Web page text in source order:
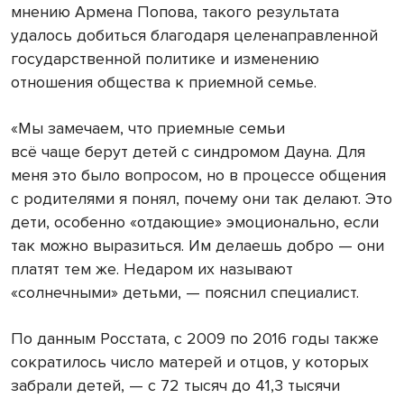
мнению Армена Попова, такого результата
удалось добиться благодаря целенаправленной
государственной политике и изменению
отношения общества к приемной семье.
«Мы замечаем, что приемные семьи
всё чаще берут детей с синдромом Дауна. Для
меня это было вопросом, но в процессе общения
с родителями я понял, почему они так делают. Это
дети, особенно «отдающие» эмоционально, если
так можно выразиться. Им делаешь добро — они
платят тем же. Недаром их называют
«солнечными» детьми, — пояснил специалист.
По данным Росстата, с 2009 по 2016 годы также
сократилось число матерей и отцов, у которых
забрали детей, — с 72 тысяч до 41,3 тысячи